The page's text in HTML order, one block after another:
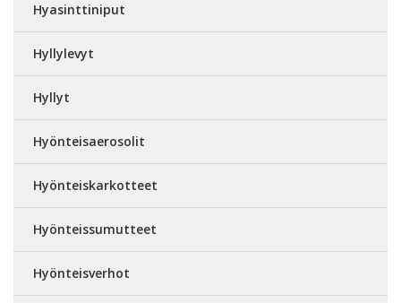
Hyasinttiniput
Hyllylevyt
Hyllyt
Hyönteisaerosolit
Hyönteiskarkotteet
Hyönteissumutteet
Hyönteisverhot